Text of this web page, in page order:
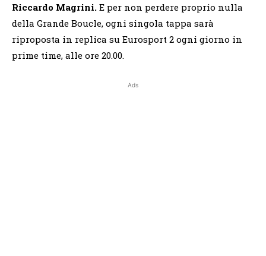
Riccardo Magrini. E per non perdere proprio nulla
della Grande Boucle, ogni singola tappa sarà
riproposta in replica su Eurosport 2 ogni giorno in
prime time, alle ore 20.00.
Ads